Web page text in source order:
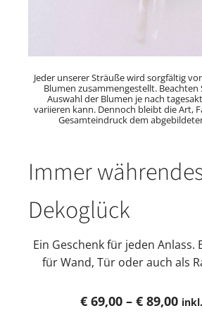
Jeder unserer Sträuße wird sorgfältig
Blumen zusammengestellt. Beachten
Auswahl der Blumen je nach
variieren kann. Dennoch bleibt die Art,
Gesamteindruck dem
Immer
Dekoglück
Ein Geschenk für jeden Anlass.
für Wand, Tür oder auch als
€69,00 – €89,00